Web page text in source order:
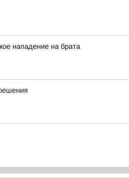
нападение на брата